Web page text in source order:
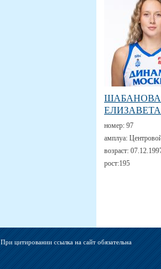
ШАБАНОВА
ЕЛИЗАВЕТА
номер: 97
амплуа:
возраст:
рост:195
При цитировании ссылка на сайт обязательна